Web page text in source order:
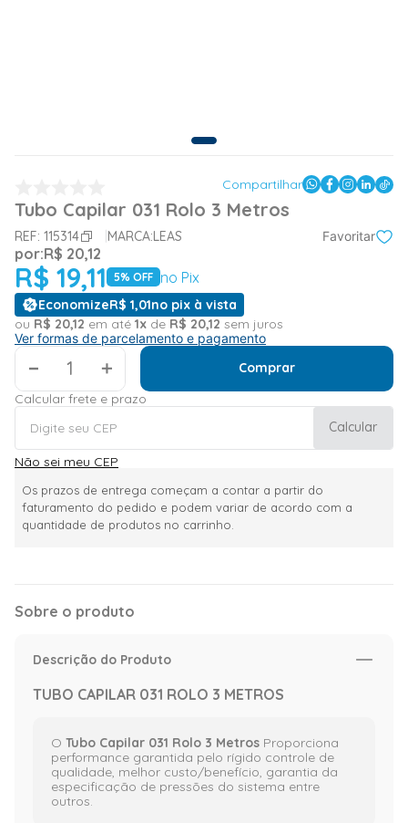
Compartilhar
Tubo Capilar 031 Rolo 3 Metros
REF: 115314 MARCA:LEAS Favoritar
por:R$ 20,12
R$ 19,11 5% OFF no Pix
EconomizeR$ 1,01no pix à vista
ou R$ 20,12 em até 1x de R$ 20,12 sem juros
Ver formas de parcelamento e pagamento
＋
Comprar
Calcular frete e prazo
Calcular
Não sei meu CEP
Os prazos de entrega começam a contar a partir do
faturamento do pedido e podem variar de acordo com a
quantidade de produtos no carrinho.
Sobre o produto
Descrição do Produto
TUBO CAPILAR 031 ROLO 3 METROS
O Tubo Capilar 031 Rolo 3 Metros Proporciona
performance garantida pelo rígido controle de
qualidade, melhor custo/benefício, garantia da
especificação de pressões do sistema entre
outros.